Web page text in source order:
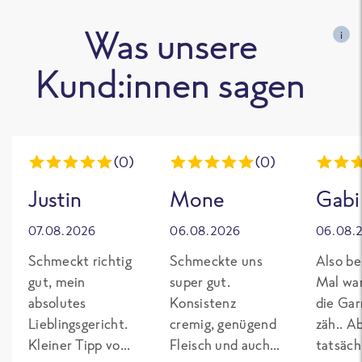
Was unsere
Kund:innen sagen
i
(0)
Justin
07.08.2026
Schmeckt richtig
gut, mein
absolutes
Lieblingsgericht.
Kleiner Tipp von
(0)
Mone
06.08.2026
Schmeckte uns
super gut.
Konsistenz
cremig, genügend
Fleisch und auch
Gabi
Also
Mal
die
zäh..